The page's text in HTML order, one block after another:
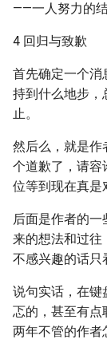
——一人努力的
4 回归与致歉
首先确定一个消
持到什么地步，
止。
然后么，就是作
个道歉了，请
位等到现在真是
后面是作者的
来的想法和过往
不感兴趣的话只
说句实话，在键
忑的，甚至有点
两年不管的作者